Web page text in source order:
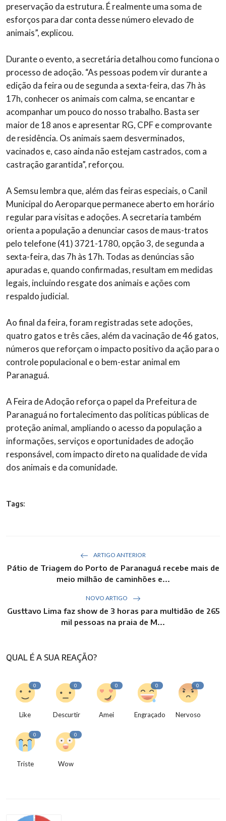
preservação da estrutura. É realmente uma soma de
esforços para dar conta desse número elevado de
animais”, explicou.
Durante o evento, a secretária detalhou como funciona o
processo de adoção. “As pessoas podem vir durante a
edição da feira ou de segunda a sexta-feira, das 7h às
17h, conhecer os animais com calma, se encantar e
acompanhar um pouco do nosso trabalho. Basta ser
maior de 18 anos e apresentar RG, CPF e comprovante
de residência. Os animais saem desverminados,
vacinados e, caso ainda não estejam castrados, com a
castração garantida”, reforçou.
A Semsu lembra que, além das feiras especiais, o Canil
Municipal do Aeroparque permanece aberto em horário
regular para visitas e adoções. A secretaria também
orienta a população a denunciar casos de maus-tratos
pelo telefone (41) 3721-1780, opção 3, de segunda a
sexta-feira, das 7h às 17h. Todas as denúncias são
apuradas e, quando confirmadas, resultam em medidas
legais, incluindo resgate dos animais e ações com
respaldo judicial.
Ao final da feira, foram registradas sete adoções,
quatro gatos e três cães, além da vacinação de 46 gatos,
números que reforçam o impacto positivo da ação para o
controle populacional e o bem-estar animal em
Paranaguá.
A Feira de Adoção reforça o papel da Prefeitura de
Paranaguá no fortalecimento das políticas públicas de
proteção animal, ampliando o acesso da população a
informações, serviços e oportunidades de adoção
responsável, com impacto direto na qualidade de vida
dos animais e da comunidade.
Tags:
ARTIGO ANTERIOR
Pátio de Triagem do Porto de Paranaguá recebe mais de
meio milhão de caminhões e...
NOVO ARTIGO
Gusttavo Lima faz show de 3 horas para multidão de 265
mil pessoas na praia de M...
QUAL É A SUA REAÇÃO?
0
Like
0
Descurtir
0
Amei
0
Engraçado
0
Nervoso
0
Triste
0
Wow